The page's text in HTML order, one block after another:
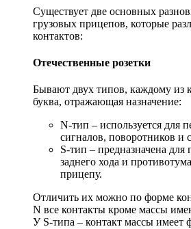
Существует две основных
грузовых прицепов, которые
контактов:
Отечественные розетки
Бывают двух типов, каждому из
буква, отражающая назначение:
N-тип – используется для
сигналов, поворотников и
S-тип – предназначена для
заднего хода и
прицепу.
Отличить их можно по форме
N все контакты кроме массы
У S-типа – контакт массы имеет